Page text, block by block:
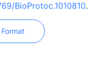
BioProtoc.1010810.